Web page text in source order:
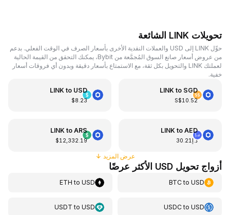
تحويلات LINK الشائعة
حوِّل LINK إلى USD والعملات النقدية الأخرى بأسعار الصرف في الوقت الفعلي. بدعم
من عروض أسعار صانع السوق المُجمَّعة من Bybit، يمكنك التحقق من القيمة الحالية
لعملتك LINK والتحويل بكل ثقة، مع الاستمتاع بأسعار دقيقة وبدون أي فروقات أسعار
خفية.
LINK to SGD
S$10.52
LINK to USD
$8.23
LINK toAED
د.إ30.21
LINK toARS
$12,332.19
عرض المزيد ↓
أزواج تحويل USD الأكثر عرضًا
BTCtoUSD
ETH toUSD
USDCtoUSD
USDT toUSD